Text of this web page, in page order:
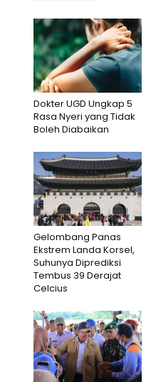
Dokter UGD Ungkap 5
Rasa Nyeri yang Tidak
Boleh Diabaikan
Gelombang Panas
Ekstrem Landa Korsel,
Suhunya Diprediksi
Tembus 39 Derajat
Celcius